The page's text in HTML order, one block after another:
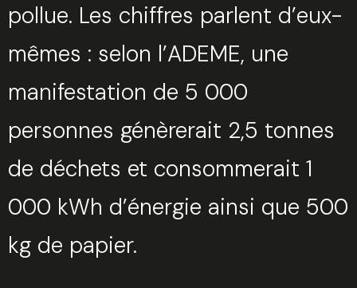
pollue. Les chiffres parlent d’eux-
mêmes : selon l’ADEME, une
manifestation de 5 000
personnes génèrerait 2,5 tonnes
de déchets et consommerait 1
000 kWh d’énergie ainsi que 500
kg de papier.